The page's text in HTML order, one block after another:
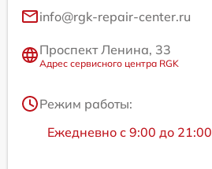
info@rgk-repair-center.ru
Проспект Ленина, 33
Адрес сервисного центра RGK
Режим работы:
Ежедневно с 9:00 до 21:00